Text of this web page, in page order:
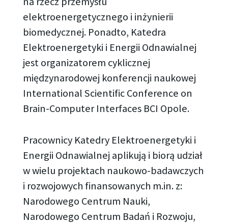
elektroenergetycznego i inżynierii
biomedycznej. Ponadto, Katedra
Elektroenergetyki i Energii Odnawialnej
jest organizatorem cyklicznej
międzynarodowej konferencji naukowej
International Scientific Conference on
Brain-Computer Interfaces BCI Opole.
Pracownicy Katedry Elektroenergetyki i
Energii Odnawialnej aplikują i biorą udział
w wielu projektach naukowo-badawczych
i rozwojowych finansowanych m.in. z:
Narodowego Centrum Nauki,
Narodowego Centrum Badań i Rozwoju,